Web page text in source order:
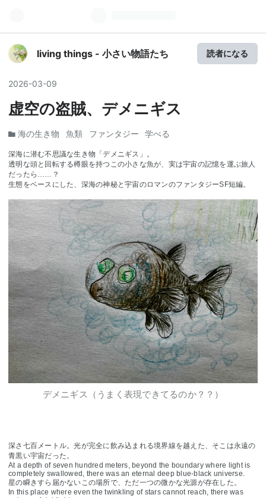
living things - 小さい物語たち 読者になる
2026-03-09
虚空の盗賊、デメニギス
海の生き物 魚類 ファンタジー 学べる
深海に潜む不思議な生き物「デメニギス」。
透明な頭と回転する樽眼を持つこの小さな魚が、実は宇宙の記憶を運ぶ旅人
だったら……？
生態をベースにした、深海の神秘と宇宙のロマンのファンタジーSF短編。
デメニギス（うまく表現できてるのか？？）
深さ七百メートル。光が完全に飲み込まれる境界線を越えた、そこは永遠の
青黒い宇宙だった。
At a depth of seven hundred meters, beyond the boundary where light is
completely swallowed, there was an eternal deep blue-black universe.
星の瞬きすら届かないこの場所で、ただ一つの微かな光源が存在した。
In this place where even the twinkling of stars cannot reach, there was